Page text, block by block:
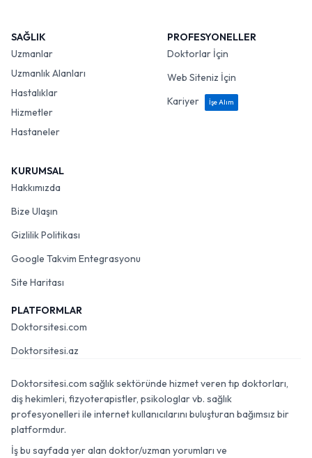
SAĞLIK
Uzmanlar
Uzmanlık Alanları
Hastalıklar
Hizmetler
Hastaneler
PROFESYONELLER
Doktorlar İçin
Web Siteniz İçin
Kariyer
İşe Alım
KURUMSAL
Hakkımızda
Bize Ulaşın
Gizlilik Politikası
Google Takvim Entegrasyonu
Site Haritası
PLATFORMLAR
Doktorsitesi.com
Doktorsitesi.az
Doktorsitesi.com sağlık sektöründe hizmet veren tıp doktorları,
diş hekimleri, fizyoterapistler, psikologlar vb. sağlık
profesyonelleri ile internet kullanıcılarını buluşturan bağımsız bir
platformdur.
İş bu sayfada yer alan doktor/uzman yorumları ve